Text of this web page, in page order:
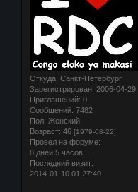
Откуда: Санкт-Петербург
Зарегистрирован: 2006-04-29
Приглашений: 0
Сообщений: 7482
Пол: Женский
Возраст: 46 [1979-08-22]
Провел на форуме:
8 дней 5 часов
Последний визит:
2014-01-10 01:27:40